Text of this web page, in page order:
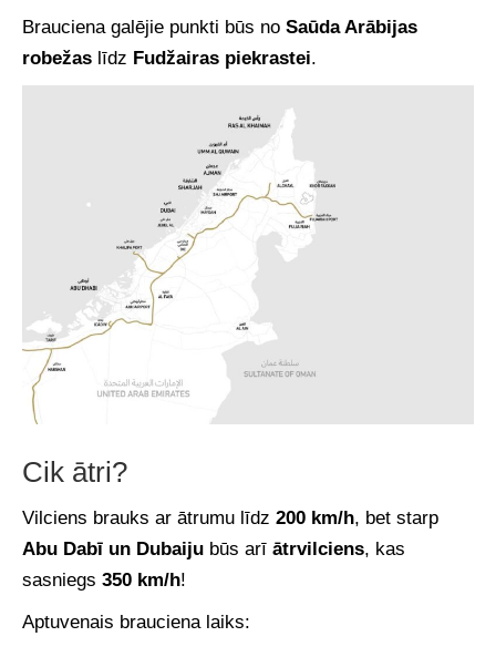
Brauciena galējie punkti būs no Saūda Arābijas
robežas līdz Fudžairas piekrastei.
Cik ātri?
Vilciens brauks ar ātrumu līdz 200 km/h, bet starp
Abu Dabī un Dubaiju būs arī ātrvilciens, kas
sasniegs 350 km/h!
Aptuvenais brauciena laiks: